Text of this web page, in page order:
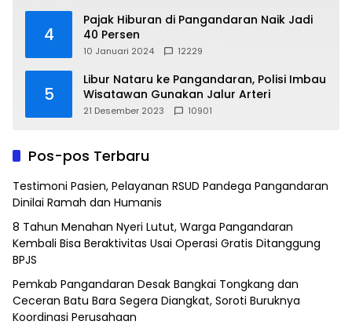
4
Pajak Hiburan di Pangandaran Naik Jadi
40 Persen
10 Januari 2024 12229
5
Libur Nataru ke Pangandaran, Polisi Imbau
Wisatawan Gunakan Jalur Arteri
21 Desember 2023 10901
Pos-pos Terbaru
Testimoni Pasien, Pelayanan RSUD Pandega Pangandaran
Dinilai Ramah dan Humanis
8 Tahun Menahan Nyeri Lutut, Warga Pangandaran
Kembali Bisa Beraktivitas Usai Operasi Gratis Ditanggung
BPJS
Pemkab Pangandaran Desak Bangkai Tongkang dan
Ceceran Batu Bara Segera Diangkat, Soroti Buruknya
Koordinasi Perusahaan